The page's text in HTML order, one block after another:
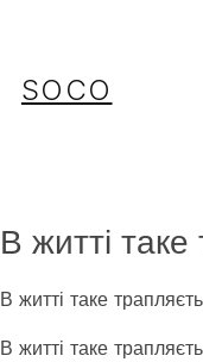
SOCO
В житті
В житті таке
В житті таке